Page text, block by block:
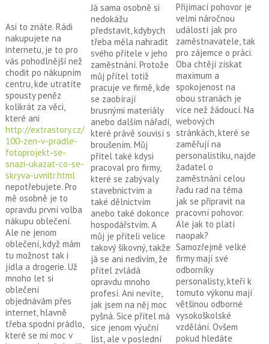
Asi to znáte. Rádi
nakupujete na
internetu, je to pro
vás pohodlnější než
chodit po nákupním
centru, kde utratíte
spousty peněz
kolikrát za věci,
které ani
http://extrastory.cz/
100-zen-v-pradle-
fotoprojekt-se-
snazi-ukazat-co-se-
skryva-uvnitr.html
nepotřebujete. Pro
mě osobně je to
opravdu první volba
nákupu oblečení.
Ale ne jenom
oblečení, když mám
tu možnost tak i
jídla a drogerie. Už
mnoho let si
oblečení
objednávám přes
internet, hlavně
třeba spodní prádlo,
které se mi moc v
Já sama osobně si
nedokážu
představit, kdybych
třeba měla nahradit
svého přítele v jeho
zaměstnání. Protože
můj přítel totiž
pracuje ve firmě, kde
se zaobírají
brusnými materiály
anebo dalším nářadí,
které právě souvisí s
broušením. Můj
přítel také kdysi
pracoval pro firmy,
které se zabývaly
stavebnictvím a
také dělnictvím
anebo také dokonce
hospodářstvím. A
můj je příteli velice
takový šikovný, takže
já se ani nedivím, že
přítel zvládá
opravdu mnoho
profesí. Ani nevíte,
jak jsem na něj moc
pyšná. Sice přítel má
sice jenom výuční
list, ale v poslední
Přijímací pohovor je
velmi náročnou
událostí jak pro
zaměstnavatele, tak
pro zájemce o práci.
Oba chtějí získat
maximum a
spokojenost na
obou stranách je
více než žádoucí. Na
webových
stránkách, které se
zaměřují na
personalistiku, najde
žadatel o
zaměstnání celou
řadu rad na téma
jak se připravit na
pracovní pohovor.
Ale jak to platí
naopak?
Samozřejmě velké
firmy mají své
odborníky
personalisty, kteří k
tomuto výkonu mají
většinou odborné
vysokoškolské
vzdělání. Ovšem
pokud hledáte